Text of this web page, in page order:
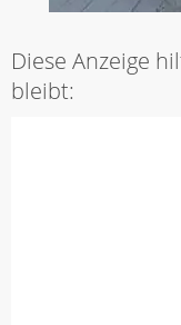
Diese Anzeige
bleibt: